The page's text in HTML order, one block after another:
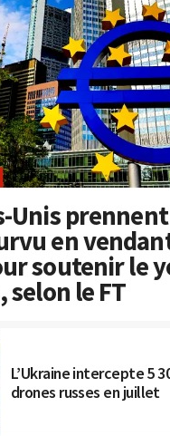
Unis prennent
en
soutenir le
selon le FT
L’Ukraine intercepte 5
drones russes en juillet